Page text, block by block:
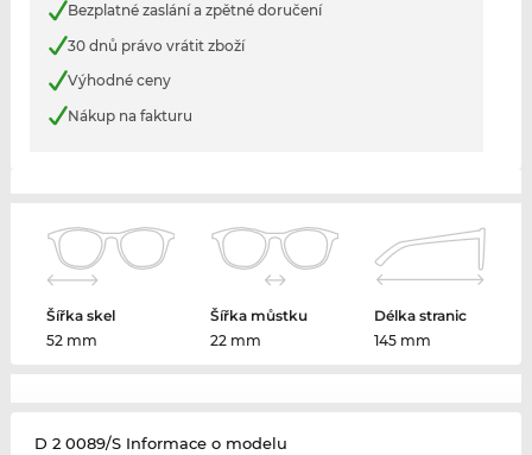
Bezplatné zaslání a zpětné doručení
30 dnů právo vrátit zboží
Výhodné ceny
Nákup na fakturu
Šířka skel
52 mm
Šířka můstku
22 mm
Délka stranic
145 mm
D 2 0089/S Informace o modelu